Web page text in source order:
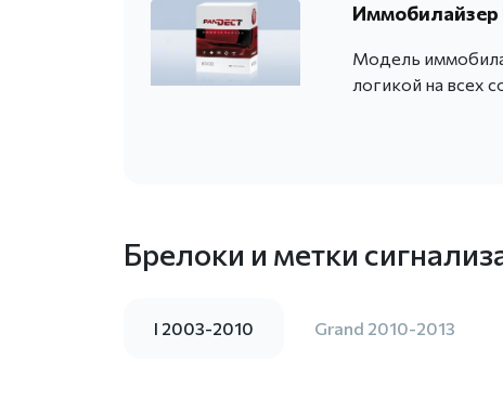
Иммобилайзер
Модель
логикой на всех
Брелоки и метки
I 2003-2010 Grand 2010-2013